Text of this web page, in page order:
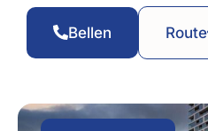
Bellen Route